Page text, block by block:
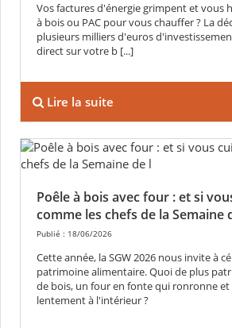
Vos factures d'énergie grimpent et vous
à bois ou PAC pour vous chauffer ? La
plusieurs milliers d'euros
direct sur votre b [...]
Lire la suite
Poêle à bois avec four : et si
comme les chefs de la Semaine
Publié : 18/06/2026
Cette année, la SGW 2026 nous invite à
patrimoine alimentaire. Quoi de plus
de bois, un four en fonte qui ronronne
lentement à l'intérieur ?